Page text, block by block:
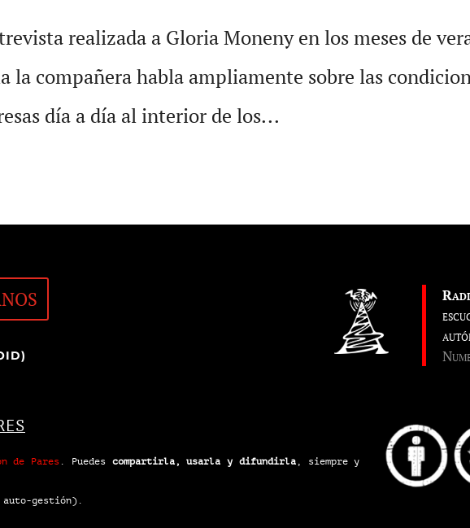
realizada a Gloria Moneny en los meses de
la compañera habla ampliamente sobre las
día a día al interior de los...
de Pares Puedes compartirla, usarla y difundirla, siempre y
gestión).